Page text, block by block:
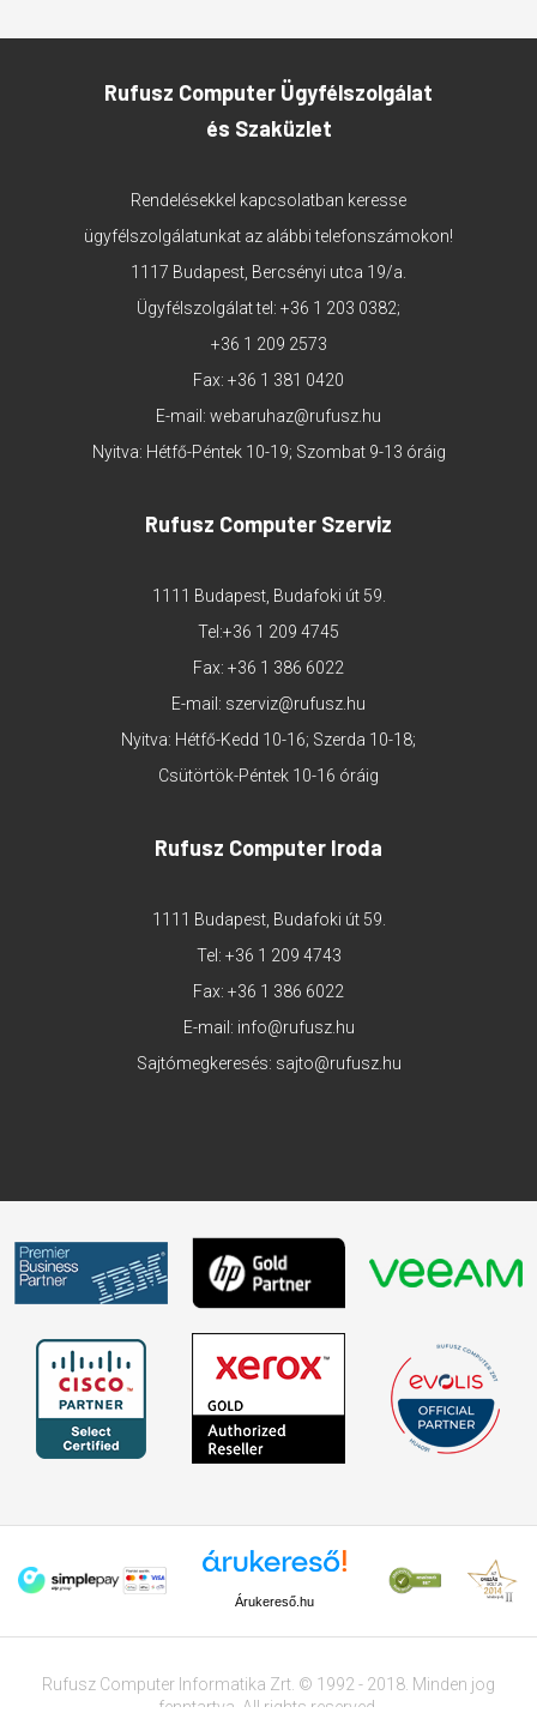
Rufusz Computer Ügyfélszolgálat
és Szaküzlet
Rendelésekkel kapcsolatban keresse
ügyfélszolgálatunkat az alábbi telefonszámokon!
1117 Budapest, Bercsényi utca 19/a.
Ügyfélszolgálat tel: +36 1 203 0382;
+36 1 209 2573
Fax: +36 1 381 0420
E-mail: webaruhaz@rufusz.hu
Nyitva: Hétfő-Péntek 10-19; Szombat 9-13 óráig
Rufusz Computer Szerviz
1111 Budapest, Budafoki út 59.
Tel:+36 1 209 4745
Fax: +36 1 386 6022
E-mail: szerviz@rufusz.hu
Nyitva: Hétfő-Kedd 10-16; Szerda 10-18;
Csütörtök-Péntek 10-16 óráig
Rufusz Computer Iroda
1111 Budapest, Budafoki út 59.
Tel: +36 1 209 4743
Fax: +36 1 386 6022
E-mail: info@rufusz.hu
Sajtómegkeresés: sajto@rufusz.hu
Árukereső.hu
Rufusz Computer Informatika Zrt. © 1992 - 2018. Minden jog
fenntartva. All rights reserved.